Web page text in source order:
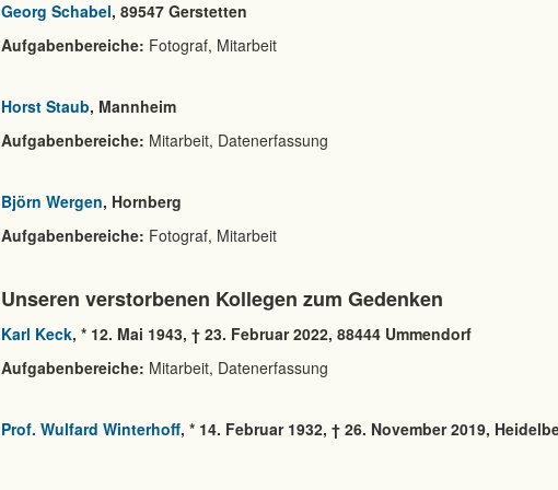
Georg Schabel, 89547 Gerstetten
Aufgabenbereiche: Fotograf, Mitarbeit
Horst Staub, Mannheim
Aufgabenbereiche: Mitarbeit, Datenerfassung
Björn Wergen, Hornberg
Aufgabenbereiche: Fotograf, Mitarbeit
Unseren verstorbenen Kollegen zum Gedenken
Karl Keck, * 12. Mai 1943, † 23. Februar 2022, 88444 Ummendorf
Aufgabenbereiche: Mitarbeit, Datenerfassung
Prof. Wulfard Winterhoff, * 14. Februar 1932, † 26. November 2019,